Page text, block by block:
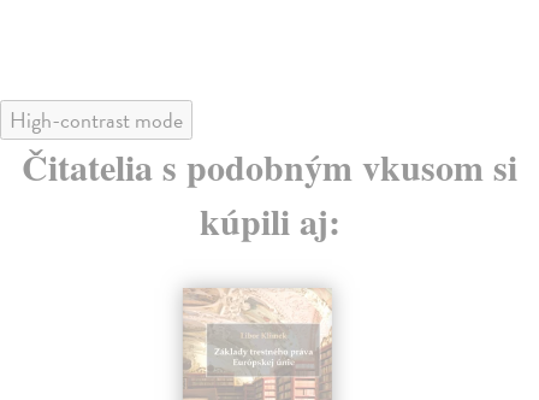
High-contrast mode
Čitatelia s podobným vkusom si
kúpili aj: